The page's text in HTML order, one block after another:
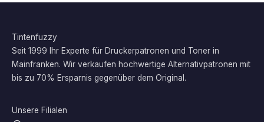
Tintenfuzzy
Seit 1999 Ihr Experte für Druckerpatronen und Toner in
Mainfranken. Wir verkaufen hochwertige Alternativpatronen mit
bis zu 70% Ersparnis gegenüber dem Original.
Unsere Filialen